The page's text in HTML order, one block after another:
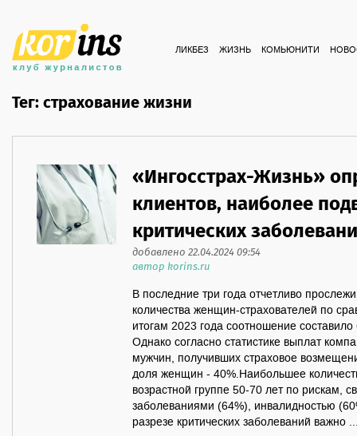
ЛИКБЕЗ ЖИЗНЬ КОМЬЮНИТИ
Тег: страхование жизни
«Ингосстрах-Жизнь»
клиентов, наиболее
критических
добавлено 22.04.2024 09:54
автор korins.ru
В последние три года отчетливо
количества женщин-страхователей по
итогам 2023 года соотношение
Однако согласно статистике выплат
мужчин, получивших страховое
доля женщин - 40%.Наибольшее
возрастной группе 50-70 лет по рискам,
заболеваниями (64%), инвалидностью
разрезе критических заболеваний важно